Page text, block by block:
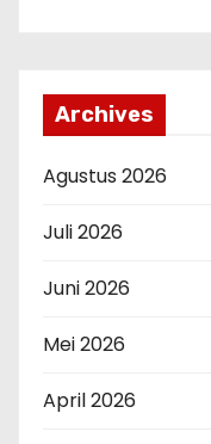
Archives
Agustus 2026
Juli 2026
Juni 2026
Mei 2026
April 2026